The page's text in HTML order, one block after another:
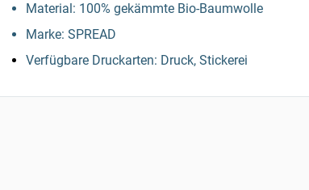
Material: 100% gekämmte Bio-Baumwolle
Marke: SPREAD
Verfügbare Druckarten: Druck, Stickerei